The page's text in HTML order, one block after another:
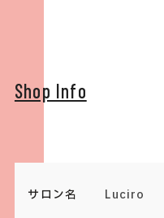
Shop Info
サロン名
Luciro